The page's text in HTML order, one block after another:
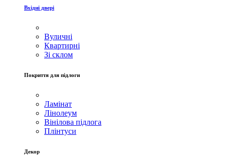
Вхідні двері
Вуличні
Квартирні
Зі склом
Покриття для підлоги
Ламінат
Лінолеум
Вінілова підлога
Плінтуси
Декор